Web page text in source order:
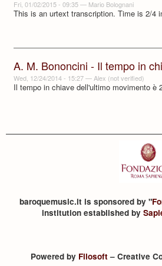
Fri, 01/02/2015 - 09:35— Mario Bolognani
This is an urtext transcription. Time is 2/4
A. M. Bononcini - Il tempo in
Wed, 12/24/2014 - 15:27—Alex (not verified)
Il tempo in chiave dell'ultimo movimento
baroquemusic.it is sponsored by "
institution established by
Powered by Filosoft– Creative